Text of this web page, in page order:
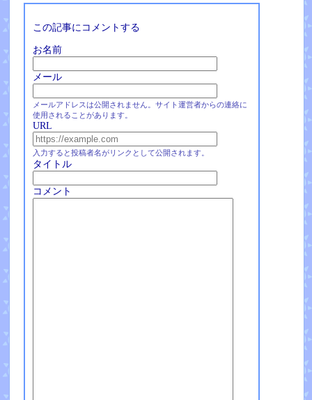
この記事にコメントする
お名前
メール
メールアドレスは公開されません。サイト運営者からの連絡に
使用されることがあります。
URL
入力すると投稿者名がリンクとして公開されます。
タイトル
コメント